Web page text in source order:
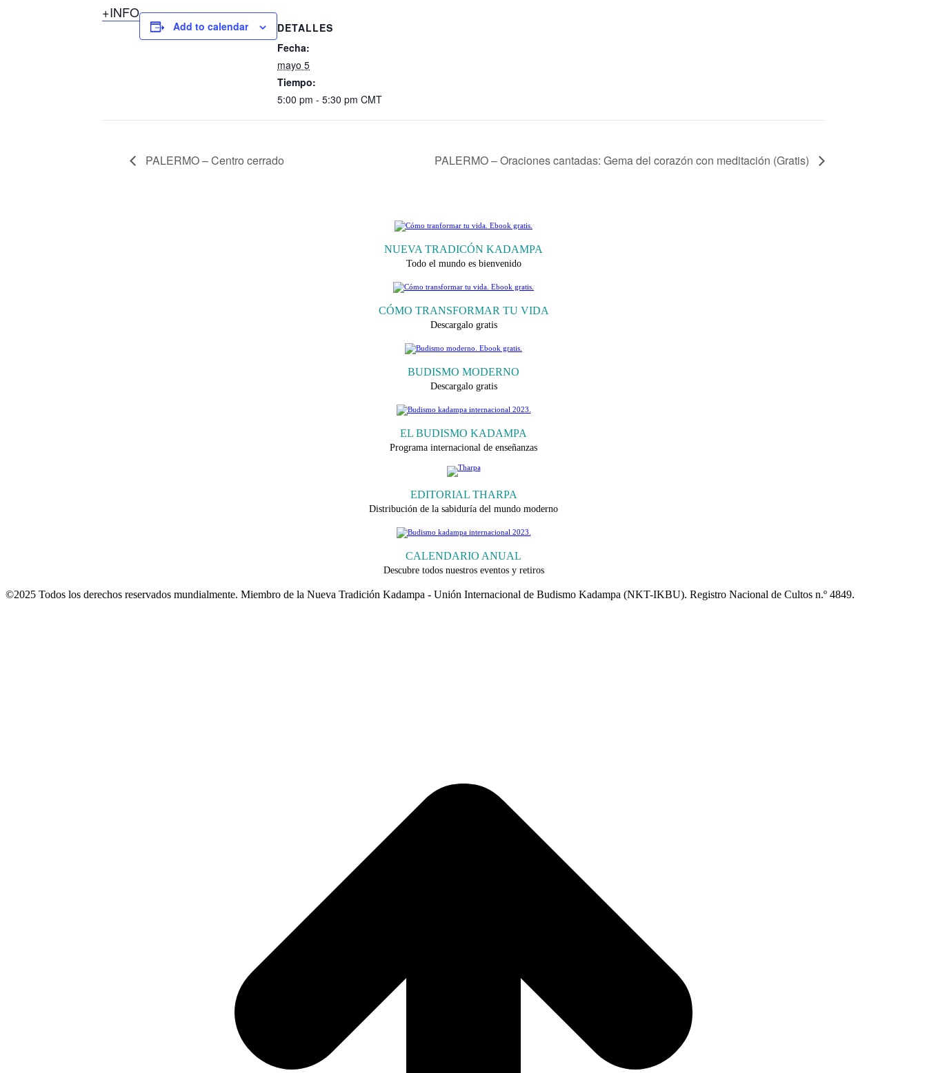
+INFO
Add to calendar
DETALLES
Fecha:
mayo 5
Tiempo:
5:00 pm - 5:30 pm CMT
PALERMO – Centro cerrado PALERMO – Oraciones cantadas: Gema del corazón con meditación (Gratis)
NUEVA TRADICÓN KADAMPA
Todo el mundo es bienvenido
CÓMO TRANSFORMAR TU VIDA
Descargalo gratis
BUDISMO MODERNO
Descargalo gratis
EL BUDISMO KADAMPA
Programa internacional de enseñanzas
EDITORIAL THARPA
Distribución de la sabiduría del mundo moderno
CALENDARIO ANUAL
Descubre todos nuestros eventos y retiros
©2025 Todos los derechos reservados mundialmente. Miembro de la Nueva Tradición Kadampa - Unión Internacional de Budismo Kadampa (NKT-IKBU). Registro Nacional de Cultos n.º 4849.